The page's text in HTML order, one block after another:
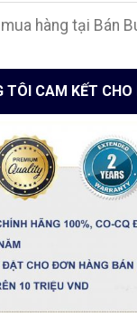
hàng tại Bán
TÔI CAM KẾT CHO